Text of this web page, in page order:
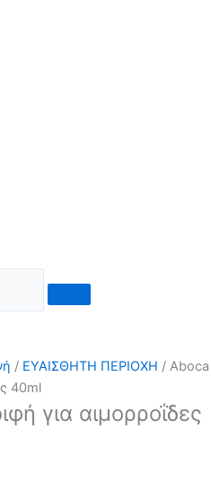
/ ΕΥΑΙΣΘΗΤΗ ΠΕΡΙΟΧΗ / Aboca
40ml
για αιμορροΐδες